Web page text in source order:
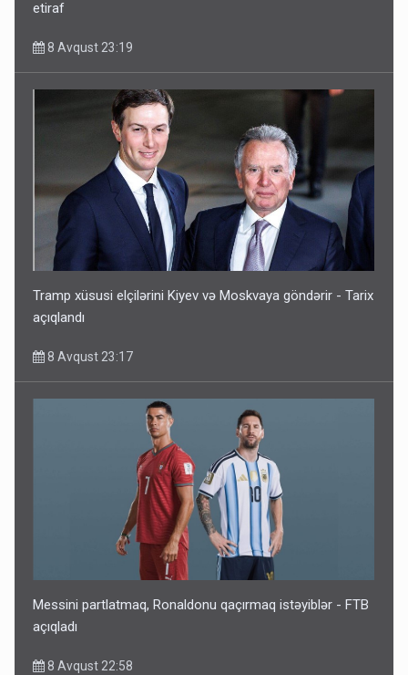
etiraf
8 Avqust 23:19
Tramp xüsusi elçilərini Kiyev və Moskvaya göndərir - Tarix
açıqlandı
8 Avqust 23:17
Messini partlatmaq, Ronaldonu qaçırmaq istəyiblər - FTB
açıqladı
8 Avqust 22:58